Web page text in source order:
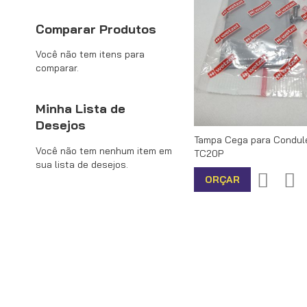
Tampa Cega para
TC20P
ORÇAR
Comparar Produtos
Você não tem itens para
comparar.
Minha Lista de
Desejos
Você não tem nenhum item em
sua lista de desejos.